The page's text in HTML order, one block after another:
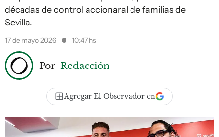
décadas de control accionaral de familias de
Sevilla.
17 de mayo 2026 10:47 hs
Por Redacción
Agregar El Observador en